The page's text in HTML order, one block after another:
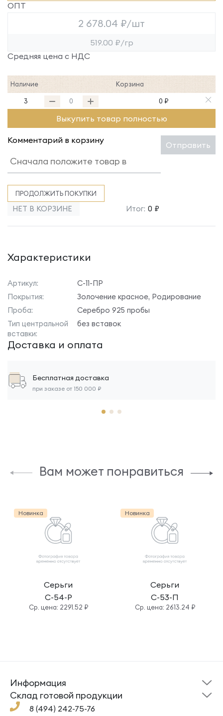
ОПТ
2 678.04 ₽/шт
519.00 ₽/гр
Средняя цена с НДС
Наличие Корзина
3 0 ₽
Выкупить товар полностью
Комментарий в корзину Отправить
ПРОДОЛЖИТЬ ПОКУПКИ
НЕТ В КОРЗИНЕ Итог: 0 ₽
Характеристики
Артикул:
С-11-ПР
Покрытия:
Золочение красное, Родирование
Проба:
Серебро 925 пробы
Тип центральной
вставки:
без вставок
Доставка и оплата
Бесплатная доставка
при заказе от 150 000 ₽
Вам может понравиться
Новинка
Серьги
С-54-Р
Cр. цена: 2291.52 ₽
Новинка
Серьги
С-53-П
Cр. цена: 2613.24 ₽
8 (494) 242-75-76
Информация
Склад готовой
продукции
Под заказ
Помощь
Cклад готовой продукции
Кресты
Кольца
Ложки